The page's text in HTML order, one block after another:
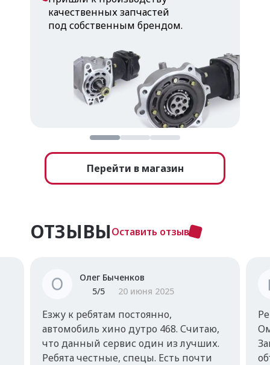
качественных запчастей
под собственным брендом.
Перейти в магазин
ОТЗЫВЫОставить отзыв
20 июня 2025
Олег Быченков
5/5
Езжу к ребятам постоянно,
автомобиль хино дутро 468. Считаю,
что данный сервис один из лучших.
Ребята честные, спецы. Есть почти